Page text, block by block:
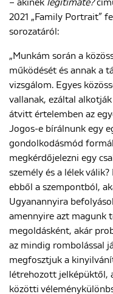
– akinek legitimate?
2021 „Family Portrait”
sorozatáról:
„Munkám során a
működését és annak a
vizsgálom. Egyes
vallanak, ezáltal
átvitt értelemben az
Jogos-e bírálnunk egy
gondolkodásmód
megkérdőjelezni egy
személy és a lélek
ebből a szempontból,
Ugyanannyira
amennyire azt magunk
megoldásként, akár
az mindig rombolással
megfosztjuk a
létrehozott jelképüktől,
közötti